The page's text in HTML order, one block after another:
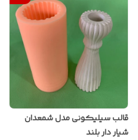
قالب سیلیکونی مدل شمعدان
شیار دار بلند